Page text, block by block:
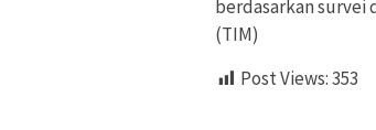
berdasarkan survei
(TIM)
Post Views:353